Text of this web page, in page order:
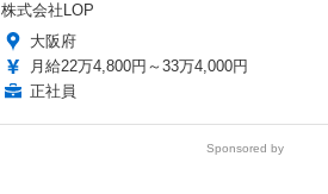
株式会社LOP
大阪府
月給22万4,800円～33万4,000円
正社員
Sponsored by